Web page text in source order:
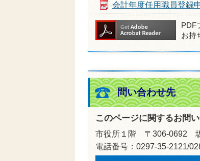
会計年度任用職員登録
PDF
お持
問い合わせ先
このページに関するお問
市役所１階 〒306-0692
電話番号：0297-35-2121/